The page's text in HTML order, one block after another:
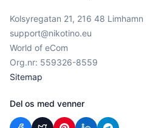
Kolsyregatan 21, 216 48 Limhamn
support@nikotino.eu
World of eCom
Org.nr: 559326-8559
Sitemap
Del os med venner